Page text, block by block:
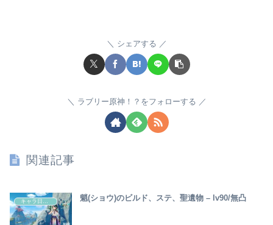
シェアする
ラブリー原神！？をフォローする
関連記事
魈(ショウ)のビルド、ステ、聖遺物 – lv90/無凸